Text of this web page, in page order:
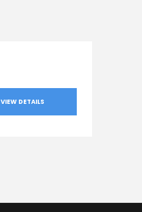
VIEW DETAILS